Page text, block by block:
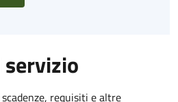
requisiti e altre